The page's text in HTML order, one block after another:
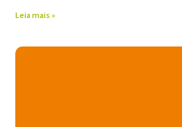
Leia mais »